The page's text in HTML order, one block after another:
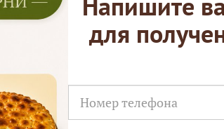
и
мясных
для
для